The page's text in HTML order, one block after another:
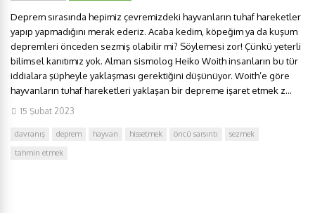
Deprem sırasında hepimiz çevremizdeki hayvanların tuhaf hareketler
yapıp yapmadığını merak ederiz. Acaba kedim, köpeğim ya da kuşum
depremleri önceden sezmiş olabilir mi? Söylemesi zor! Çünkü yeterli
bilimsel kanıtımız yok. Alman sismolog Heiko Woith insanların bu tür
iddialara şüpheyle yaklaşması gerektiğini düşünüyor. Woith’e göre
hayvanların tuhaf hareketleri yaklaşan bir depreme işaret etmek z...
15 Şubat 2023
davranış deprem hayvan hissetmek öncü sarsıntı
sezmek
tahmin etmek